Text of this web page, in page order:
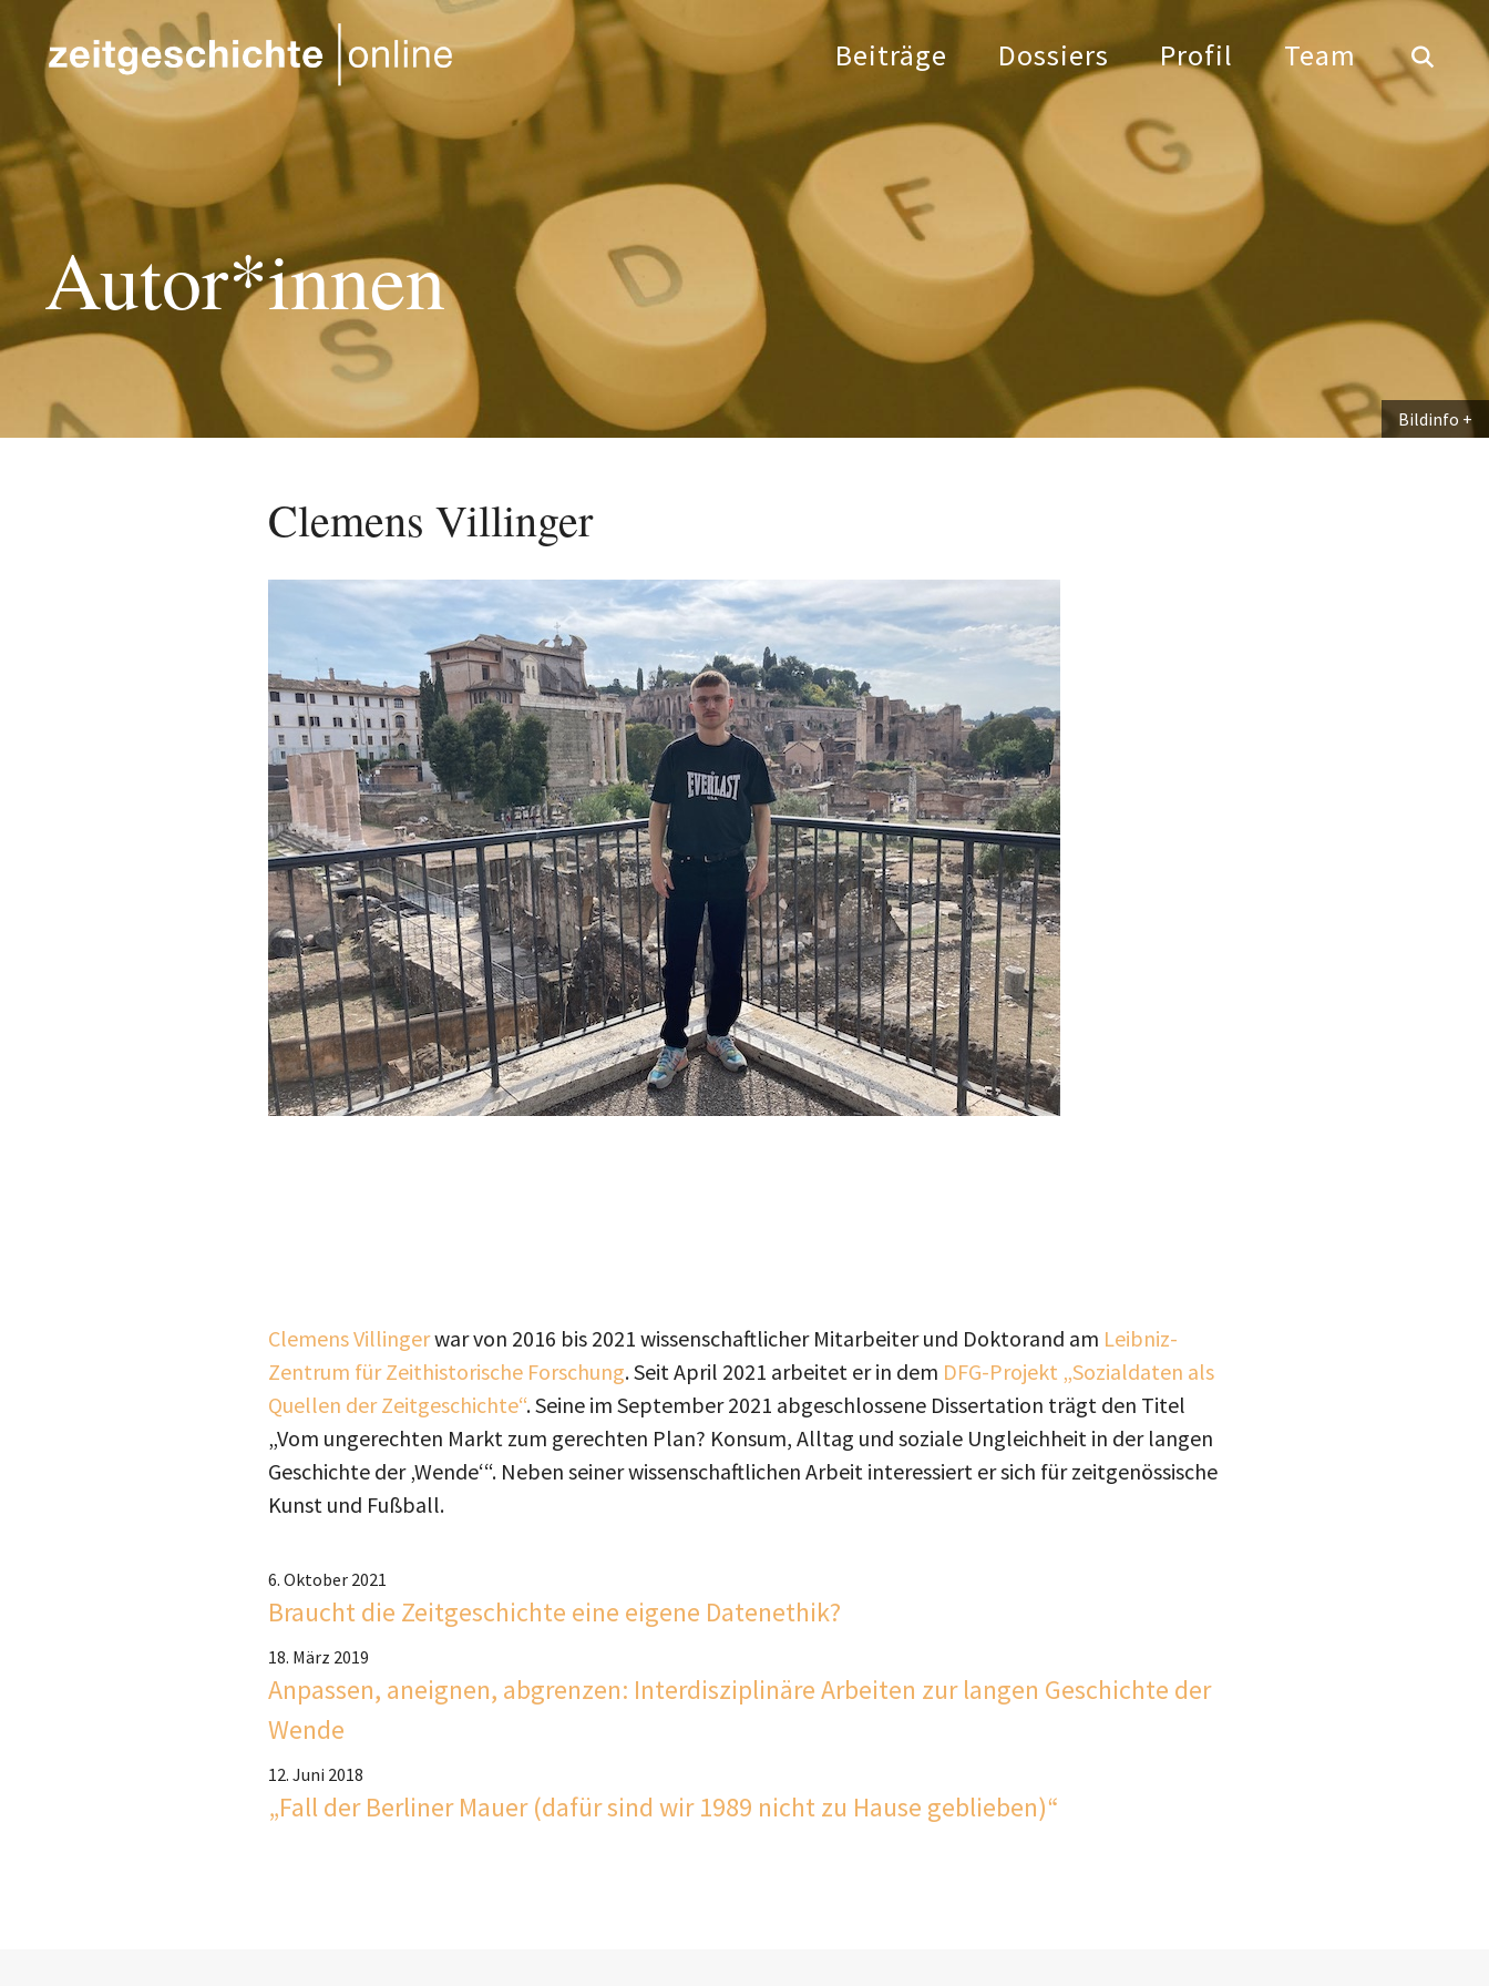
Direkt zum Inhalt
Beiträge Dossiers Profil Team
Autor*innen
Bildinfo
Clemens Villinger
Clemens Villingerwar von 2016 bis 2021 wissenschaftlicher Mitarbeiter und Doktorand am Leibniz-
Zentrum für Zeithistorische Forschung. Seit April 2021 arbeitet er in dem DFG-Projekt „Sozialdaten als
Quellen der Zeitgeschichte“. Seine im September 2021 abgeschlossene Dissertation trägt den Titel
„Vom ungerechten Markt zum gerechten Plan? Konsum, Alltag und soziale Ungleichheit in der langen
Geschichte der ‚Wende‘“. Neben seiner wissenschaftlichen Arbeit interessiert er sich für zeitgenössische
Kunst und Fußball.
6. Oktober 2021
Braucht die Zeitgeschichte eine eigene Datenethik?
18. März 2019
Anpassen, aneignen, abgrenzen: Interdisziplinäre Arbeiten zur langen Geschichte der
Wende
12. Juni 2018
„Fall der Berliner Mauer (dafür sind wir 1989 nicht zu Hause geblieben)“